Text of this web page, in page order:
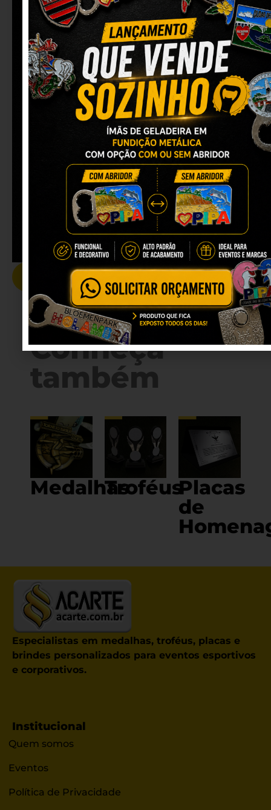
SOLICITE SEU ORÇAMENTO
Conheça
também
MedalhasTroféusPlacas
de
Especialistas em medalhas, troféus, placas e
brindes personalizados para eventos esportivos
e corporativos.
Institucional
Quem somos
Eventos
Política de Privacidade